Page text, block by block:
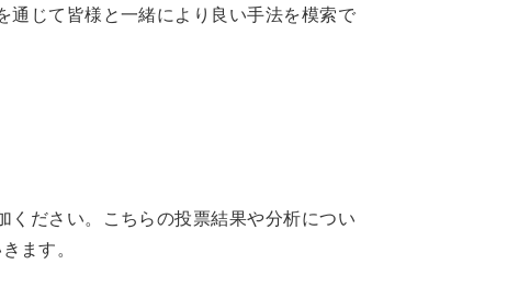
通じて皆様と一緒により良い手法を模索で
ださい。こちらの投票結果や分析につい
ます。